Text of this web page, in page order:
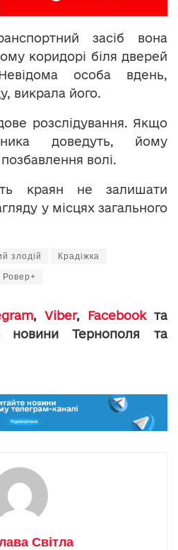
засіб вона
коридорі біля дверей
особа вдень,
викрала його.
розслідування. Якщо
доведуть, йому
волі.
краян не залишати
у місцях загального
злодій Крадіжка
Ровер+
, Viber, Facebookта
новини Тернополя та
Світла